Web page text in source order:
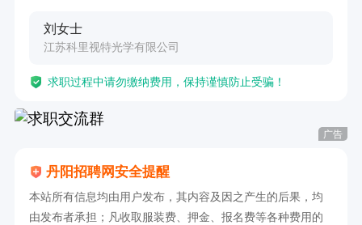
刘女士
江苏科里视特光学有限公司
求职过程中请勿缴纳费用，保持谨慎防止受骗！
广告
丹阳招聘网安全提醒
本站所有信息均由用户发布，其内容及因之产生的后果，均
由发布者承担；凡收取服装费、押金、报名费等各种费用的